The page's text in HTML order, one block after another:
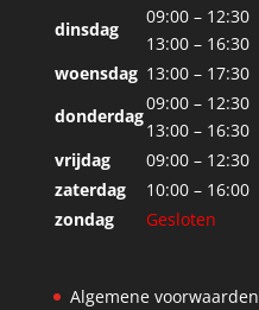
dinsdag
09:00 – 12:30
13:00 – 16:30
woensdag 13:00 – 17:30
donderdag
09:00 – 12:30
13:00 – 16:30
vrijdag
09:00 – 12:30
zaterdag
10:00 – 16:00
zondag
Gesloten
Algemene voorwaarden